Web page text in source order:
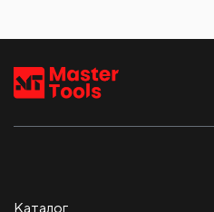
Каталог